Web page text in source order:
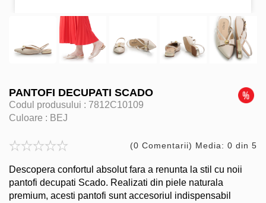
PANTOFI DECUPATI SCADO
Codul produsului : 7812C10109
Culoare : BEJ
(0 Comentarii) Media: 0 din 5
Descopera confortul absolut fara a renunta la stil cu noii
pantofi decupati Scado. Realizati din piele naturala
premium, acesti pantofi sunt accesoriul indispensabil